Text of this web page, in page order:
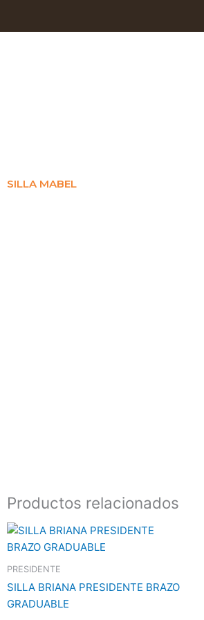
SILLA MABEL
Productos relacionados
PRESIDENTE
SILLA BRIANA PRESIDENTE BRAZO
GRADUABLE